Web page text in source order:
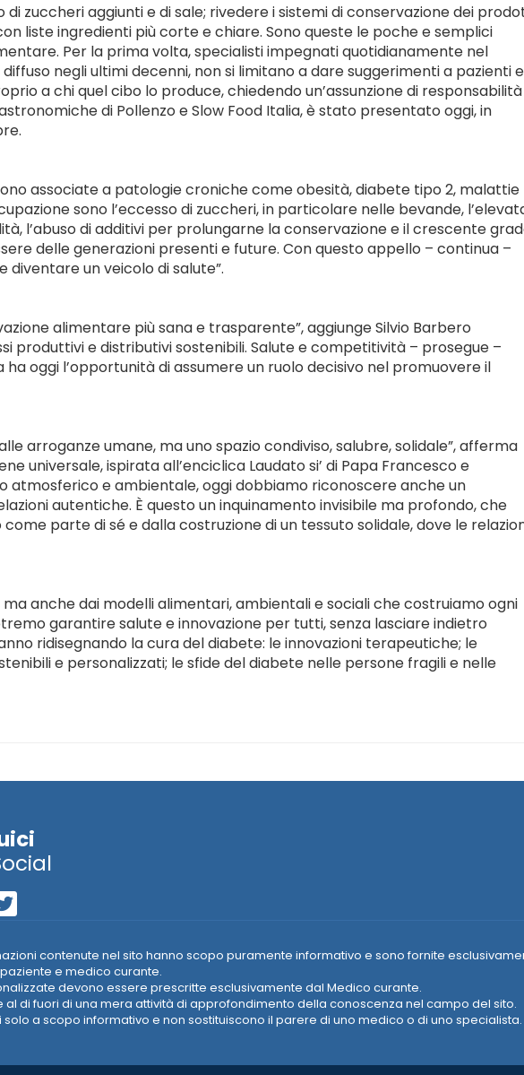
zuccheri aggiunti e di sale; rivedere i sistemi di conservazione dei
liste ingredienti più corte e chiare. Sono queste le poche e semplici
Per la prima volta, specialisti impegnati quotidianamente nel
negli ultimi decenni, non si limitano a dare suggerimenti a pazienti e
a chi quel cibo lo produce, chiedendo un’assunzione di responsabilità
di Pollenzo e Slow Food Italia, è stato presentato oggi, in
associate a patologie croniche come obesità, diabete tipo 2, malattie
sono l’eccesso di zuccheri, in particolare nelle bevande,
l’abuso di additivi per prolungarne la conservazione e il crescente
delle generazioni presenti e future. Con questo appello – continua –
un veicolo di salute”.
alimentare più sana e trasparente”, aggiunge Silvio Barbero
produttivi e distributivi sostenibili. Salute e competitività – prosegue –
oggi l’opportunità di assumere un ruolo decisivo nel promuovere il
arroganze umane, ma uno spazio condiviso, salubre, solidale”, afferma
universale, ispirata all’enciclica Laudato si’ di Papa Francesco e
atmosferico e ambientale, oggi dobbiamo riconoscere anche un
autentiche. È questo un inquinamento invisibile ma profondo, che
parte di sé e dalla costruzione di un tessuto solidale, dove le
anche dai modelli alimentari, ambientali e sociali che costruiamo ogni
garantire salute e innovazione per tutti, senza lasciare indietro
ridisegnando la cura del diabete: le innovazioni terapeutiche; le
e personalizzati; le sfide del diabete nelle persone fragili e nelle
contenute nel sito hanno scopo puramente informativo e sono fornite
e medico curante.
devono essere prescritte esclusivamente dal Medico curante.
di fuori di una mera attività di approfondimento della conoscenza nel campo del sito.
a scopo informativo e non sostituiscono il parere di uno medico o di uno specialista.